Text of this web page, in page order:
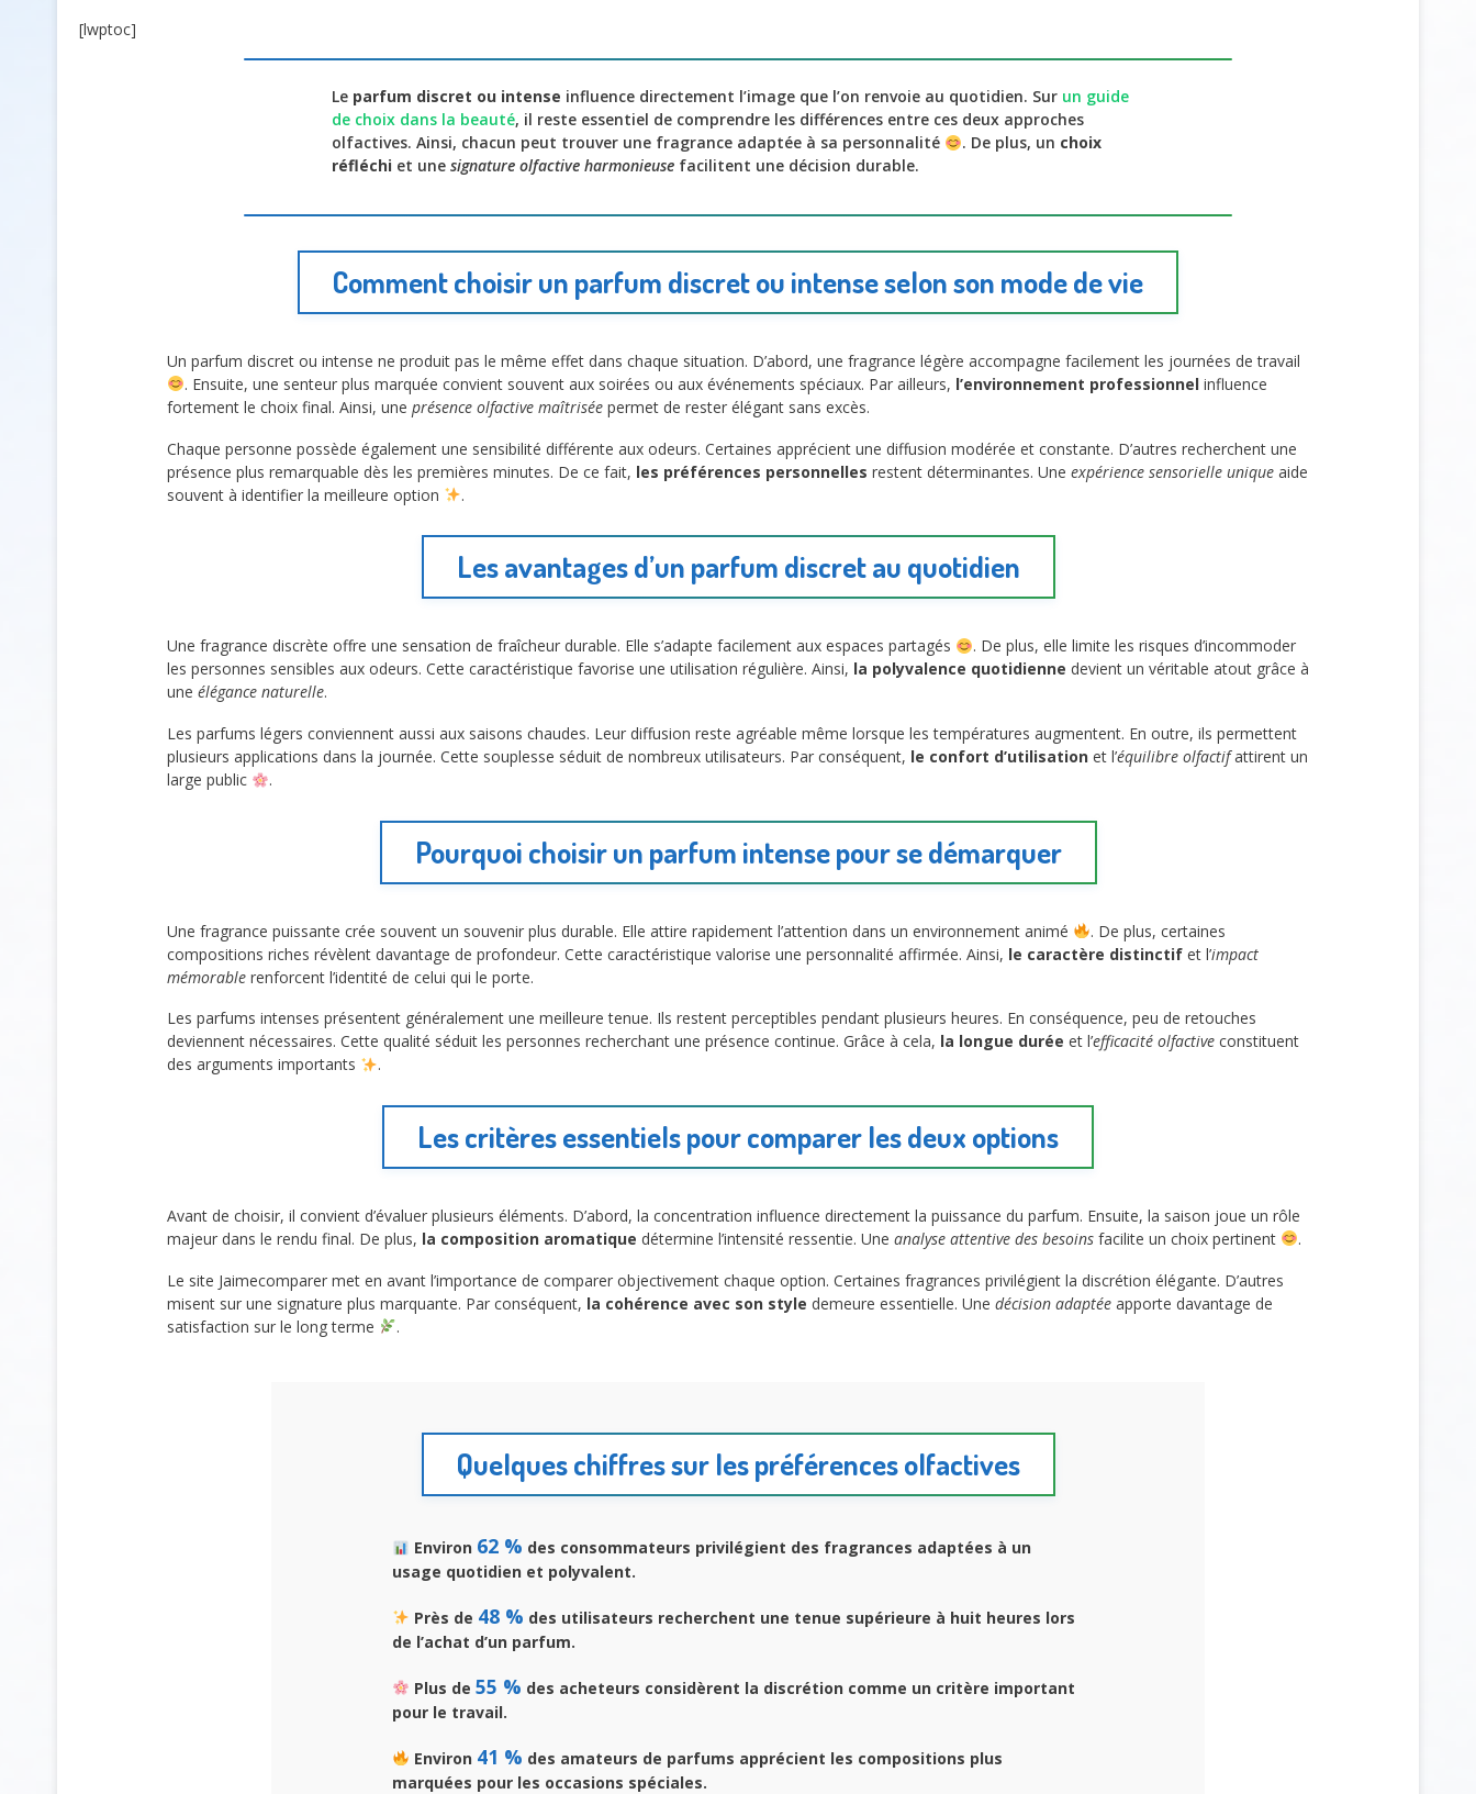
[lwptoc]
Le parfum discret ou intense influence directement l’image que l’on renvoie au quotidien. Sur un guide
de choix dans la beauté, il reste essentiel de comprendre les différences entre ces deux approches
olfactives. Ainsi, chacun peut trouver une fragrance adaptée à sa personnalité
. De plus, un choix
réfléchi et une signature olfactive harmonieuse facilitent une décision durable.
Comment choisir un parfum discret ou intense selon son mode de vie
Un parfum discret ou intense ne produit pas le même effet dans chaque situation. D’abord, une fragrance légère accompagne facilement les journées de travail
. Ensuite, une senteur plus marquée convient souvent aux soirées ou aux événements spéciaux. Par ailleurs, l’environnement professionnelinfluence
fortement le choix final. Ainsi, une présence olfactive maîtrisée permet de rester élégant sans excès.
Chaque personne possède également une sensibilité différente aux odeurs. Certaines apprécient une diffusion modérée et constante. D’autres recherchent une
présence plus remarquable dès les premières minutes. De ce fait, les préférences personnelles restent déterminantes. Une expérience sensorielle unique aide
souvent à identifier la meilleure option
.
Les avantages d’un parfum discret au quotidien
Une fragrance discrète offre une sensation de fraîcheur durable. Elle s’adapte facilement aux espaces partagés
. De plus, elle limite les risques d’incommoder
les personnes sensibles aux odeurs. Cette caractéristique favorise une utilisation régulière. Ainsi, la polyvalence quotidienne devient un véritable atout grâce à
une élégance naturelle.
Les parfums légers conviennent aussi aux saisons chaudes. Leur diffusion reste agréable même lorsque les températures augmentent. En outre, ils permettent
plusieurs applications dans la journée. Cette souplesse séduit de nombreux utilisateurs. Par conséquent, le confort d’utilisation et l’équilibre olfactifattirent un
large public
.
Pourquoi choisir un parfum intense pour se démarquer
Une fragrance puissante crée souvent un souvenir plus durable. Elle attire rapidement l’attention dans un environnement animé
. De plus, certaines
compositions riches révèlent davantage de profondeur. Cette caractéristique valorise une personnalité affirmée. Ainsi, le caractère distinctif et l’impact
mémorable renforcent l’identité de celui qui le porte.
Les parfums intenses présentent généralement une meilleure tenue. Ils restent perceptibles pendant plusieurs heures. En conséquence, peu de retouches
deviennent nécessaires. Cette qualité séduit les personnes recherchant une présence continue. Grâce à cela, la longue durée et l’efficacité olfactive constituent
des arguments importants
.
Les critères essentiels pour comparer les deux options
Avant de choisir, il convient d’évaluer plusieurs éléments. D’abord, la concentration influence directement la puissance du parfum. Ensuite, la saison joue un rôle
majeur dans le rendu final. De plus, la composition aromatique détermine l’intensité ressentie. Une analyse attentive des besoins facilite un choix pertinent
.
Le site Jaimecomparer met en avant l’importance de comparer objectivement chaque option. Certaines fragrances privilégient la discrétion élégante. D’autres
misent sur une signature plus marquante. Par conséquent, la cohérence avec son style demeure essentielle. Une décision adaptée apporte davantage de
satisfaction sur le long terme
.
Quelques chiffres sur les préférences olfactives
Environ 62 % des consommateurs privilégient des fragrances adaptées à un
usage quotidien et polyvalent.
Près de 48 % des utilisateurs recherchent une tenue supérieure à huit heures lors
de l’achat d’un parfum.
Plus de 55 % des acheteurs considèrent la discrétion comme un critère important
pour le travail.
Environ 41 % des amateurs de parfums apprécient les compositions plus
marquées pour les occasions spéciales.